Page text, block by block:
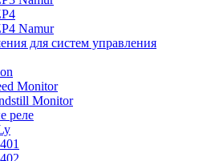
Namur
для систем управления
Monitor
Monitor
реле